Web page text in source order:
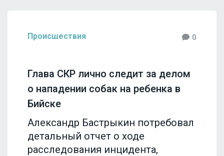
Происшествия 0
Глава СКР лично следит за делом
о нападении собак на ребенка в
Бийске
Александр Бастрыкин потребовал
детальный отчет о ходе
расследования инцидента,